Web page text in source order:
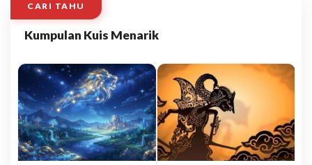
CARI TAHU
Kumpulan Kuis Menarik